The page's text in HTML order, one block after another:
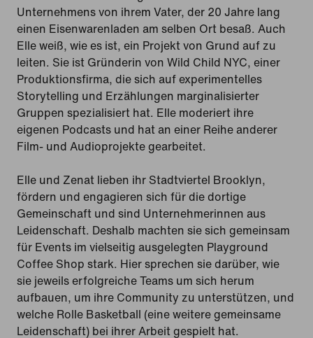
Unternehmens von ihrem Vater, der 20 Jahre lang
einen Eisenwarenladen am selben Ort besaß. Auch
Elle weiß, wie es ist, ein Projekt von Grund auf zu
leiten. Sie ist Gründerin von Wild Child NYC, einer
Produktionsfirma, die sich auf experimentelles
Storytelling und Erzählungen marginalisierter
Gruppen spezialisiert hat. Elle moderiert ihre
eigenen Podcasts und hat an einer Reihe anderer
Film- und Audioprojekte gearbeitet.
Elle und Zenat lieben ihr Stadtviertel Brooklyn,
fördern und engagieren sich für die dortige
Gemeinschaft und sind Unternehmerinnen aus
Leidenschaft. Deshalb machten sie sich gemeinsam
für Events im vielseitig ausgelegten Playground
Coffee Shop stark. Hier sprechen sie darüber, wie
sie jeweils erfolgreiche Teams um sich herum
aufbauen, um ihre Community zu unterstützen, und
welche Rolle Basketball (eine weitere gemeinsame
Leidenschaft) bei ihrer Arbeit gespielt hat.